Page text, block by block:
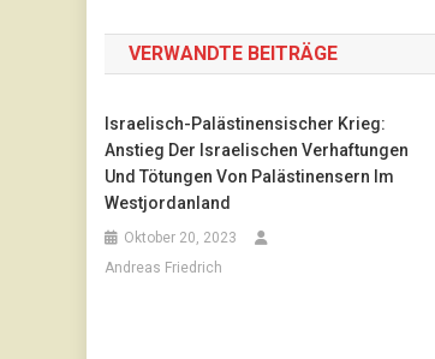
VERWANDTE BEITRÄGE
Israelisch-Palästinensischer Krieg:
Anstieg Der Israelischen Verhaftungen
Und Tötungen Von Palästinensern Im
Westjordanland
Oktober 20, 2023
Andreas Friedrich